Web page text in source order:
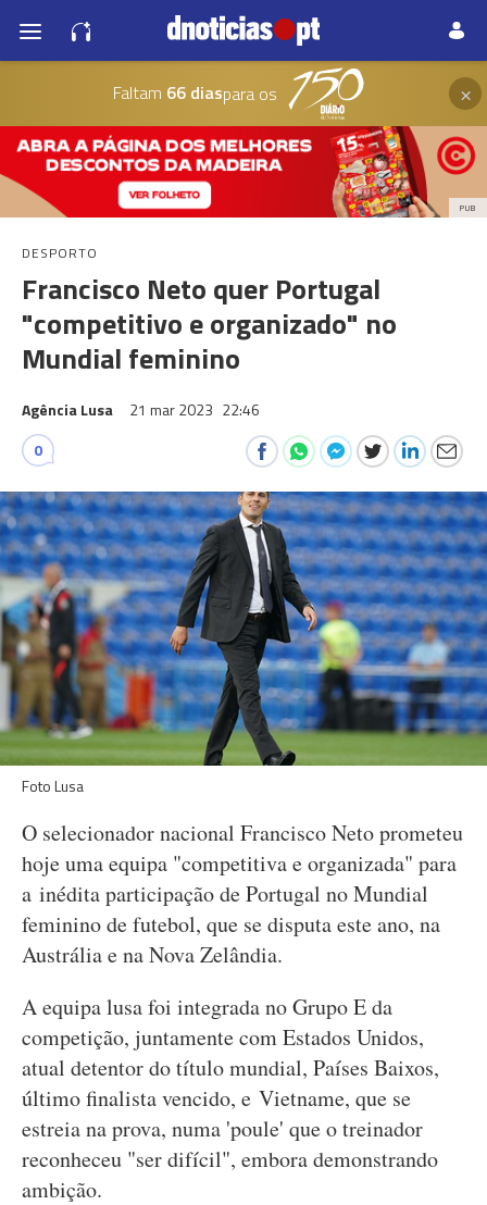
Faltam 66 diaspara os ×
PUB
DESPORTO
Francisco Neto quer Portugal
"competitivo e organizado" no
Mundial feminino
Agência Lusa 21 mar 2023 22:46
0
Foto Lusa
O selecionador nacional Francisco Neto prometeu
hoje uma equipa "competitiva e organizada" para
a inédita participação de Portugal no Mundial
feminino de futebol, que se disputa este ano, na
Austrália e na Nova Zelândia.
A equipa lusa foi integrada no Grupo E da
competição, juntamente com Estados Unidos,
atual detentor do título mundial, Países Baixos,
último finalista vencido, e Vietname, que se
estreia na prova, numa 'poule' que o treinador
reconheceu "ser difícil", embora demonstrando
ambição.